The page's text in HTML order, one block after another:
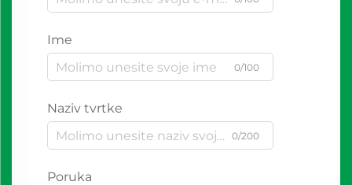
Ime
0/100
Naziv tvrtke
0/200
Poruka